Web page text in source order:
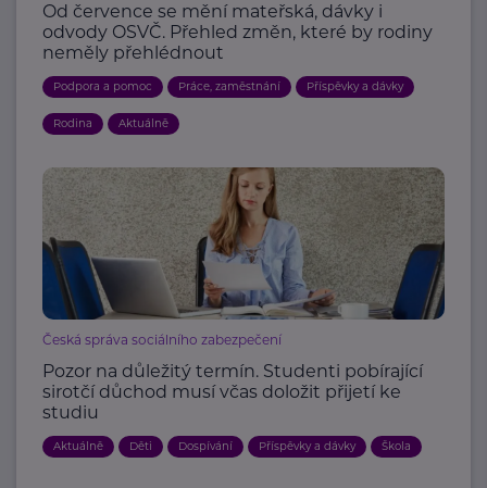
Od července se mění mateřská, dávky i
odvody OSVČ. Přehled změn, které by rodiny
neměly přehlédnout
Podpora a pomoc Práce, zaměstnání Příspěvky a dávky
Rodina Aktuálně
Česká správa sociálního zabezpečení
Pozor na důležitý termín. Studenti pobírající
sirotčí důchod musí včas doložit přijetí ke
studiu
Aktuálně Děti Dospívání Příspěvky a dávky Škola